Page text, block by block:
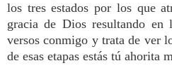
los tres estados por los que
gracia de Dios resultando
versos conmigo y trata de ver
de esas etapas estás tú ahorita